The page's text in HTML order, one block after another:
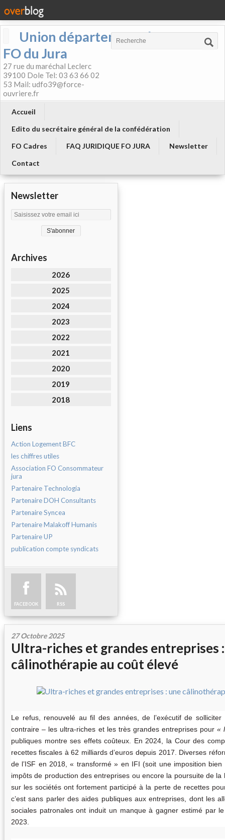
Union départementale
FO du Jura
27 rue du maréchal Leclerc
39100 Dole Tel: 03 63 66 02
53 Mail: udfo39@force-
ouvriere.fr
Accueil
Edito du secrétaire général de la confédération
FO Cadres
FAQ JURIDIQUE FO JURA
Newsletter
Contact
Newsletter
Archives
2026
2025
2024
2023
2022
2021
2020
2019
2018
Liens
Action Logement BFC
les chiffres utiles
Association FO Consommateur
jura
Partenaire Technologia
Partenaire DOH Consultants
Partenaire Syncea
Partenaire Malakoff Humanis
Partenaire UP
publication compte syndicats
FACEBOOK RSS
27 Octobre 2025
Ultra-riches et grandes entreprises
câlinothérapie au coût élevé
Le refus, renouvelé au fil des années, de l’exécutif de
contraire – les ultra-riches et les très grandes entreprises pour
publiques montre ses effets coûteux. En 2024, la Cour des
recettes fiscales à 62 milliards d’euros depuis 2017. Diverses
de l’ISF en 2018, « transformé » en IFI (soit une imposition
impôts de production des entreprises ou encore la poursuite de la
sur les sociétés ont fortement participé à la perte de recettes
c’est sans parler des aides publiques aux entreprises, dont les
sociales patronales ont induit un manque à gagner estimé par
2023.